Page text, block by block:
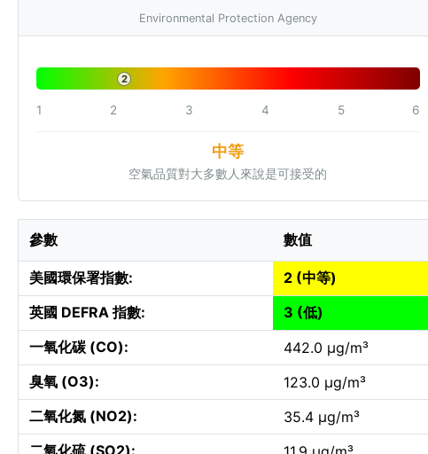
Environmental Protection Agency
2
1 2 3 4 5 6
中等
空氣品質對大多數人來說是可接受的
參數 數值
美國環保署指數:
2 (中等)
英國 DEFRA 指數:
3 (低)
一氧化碳 (CO):
442.0 µg/m³
臭氧 (O3):
123.0 µg/m³
二氧化氮 (NO2):
35.4 µg/m³